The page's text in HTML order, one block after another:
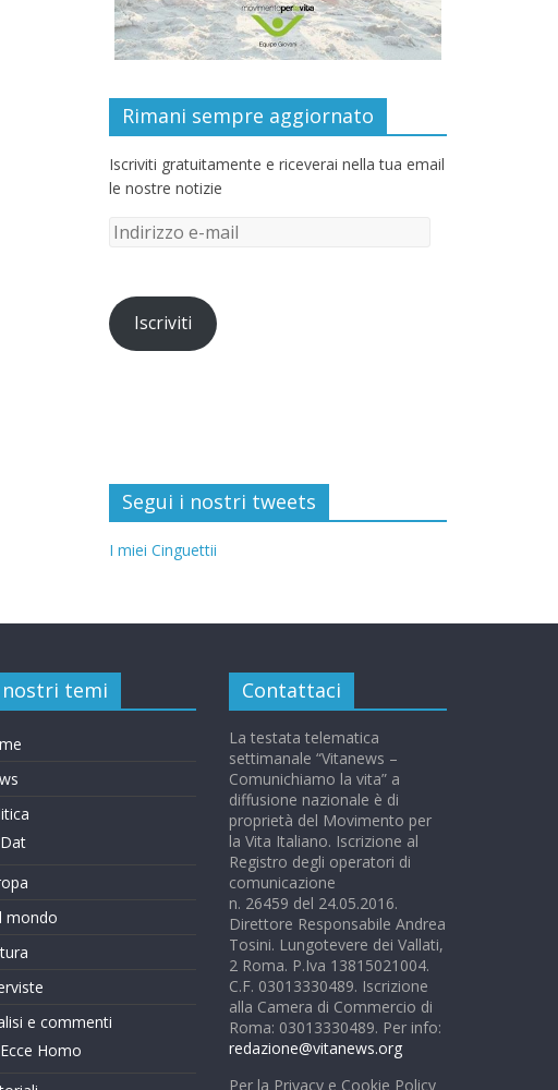
Rimani sempre aggiornato
Iscriviti gratuitamente e riceverai nella tua email
le nostre notizie
Iscriviti
Segui i nostri tweets
I miei Cinguettii
nostri temi
Dat
mondo
e commenti
Ecce Homo
Contattaci
La testata telematica
settimanale “Vitanews –
Comunichiamo la vita” a
diffusione nazionale è di
proprietà del Movimento per
la Vita Italiano. Iscrizione al
Registro degli operatori di
comunicazione
n. 26459 del 24.05.2016.
Direttore Responsabile Andrea
Tosini. Lungotevere dei Vallati,
2 Roma. P.Iva 13815021004.
C.F. 03013330489. Iscrizione
alla Camera di Commercio di
Roma: 03013330489. Per info:
redazione@vitanews.org
Per la Privacy e Cookie Policy